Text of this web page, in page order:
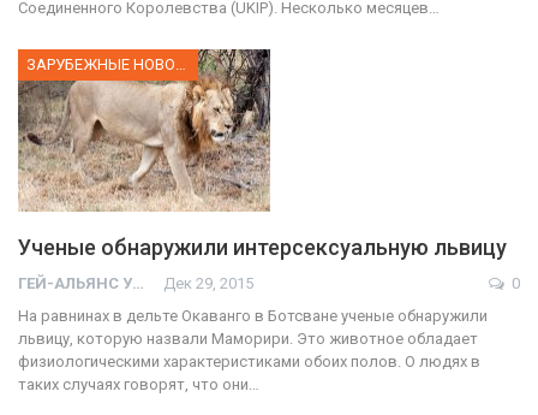
Соединенного Королевства (UKIP). Несколько месяцев…
ЗАРУБЕЖНЫЕ НОВОСТИ
Ученые обнаружили интерсексуальную львицу
ГЕЙ-АЛЬЯНС УКРАИНА Дек 29, 2015
0
На равнинах в дельте Окаванго в Ботсване ученые обнаружили
львицу, которую назвали Маморири. Это животное обладает
физиологическими характеристиками обоих полов. О людях в
таких случаях говорят, что они…